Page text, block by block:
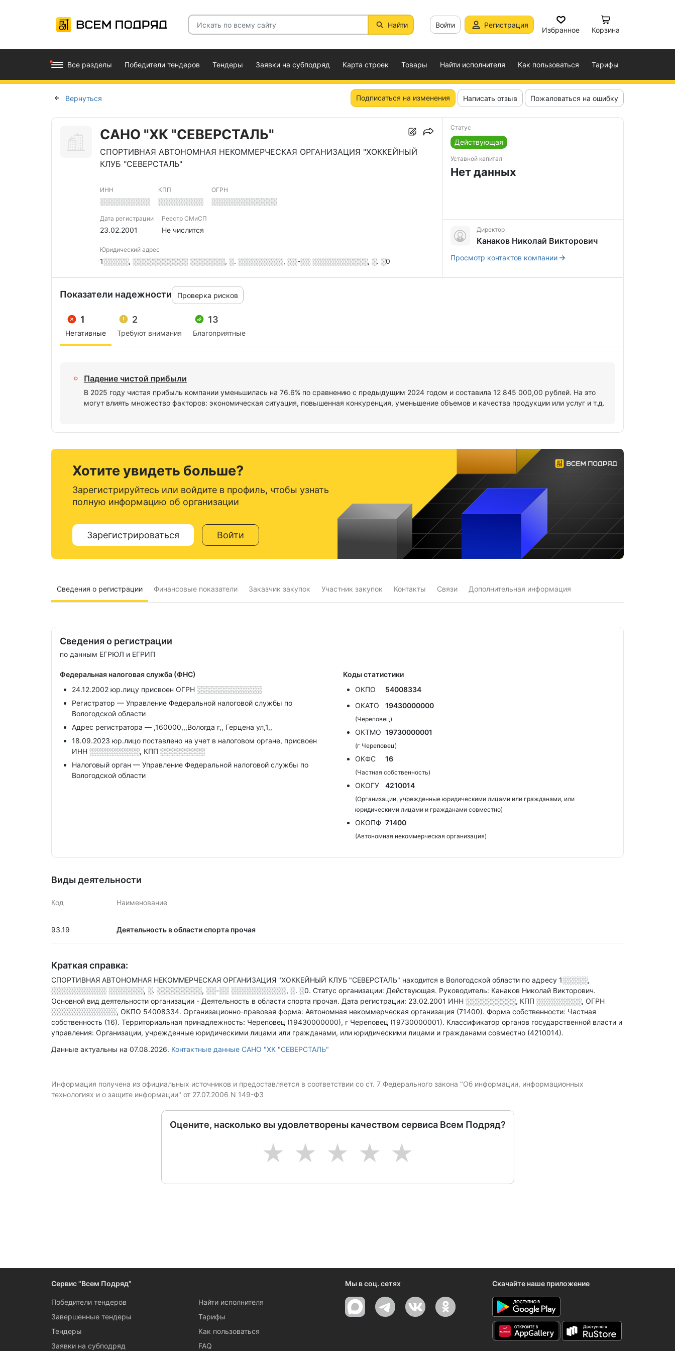
Найти Войти Регистрация
Избранное Корзина
Все разделы Победители тендеров Тендеры Заявки на субподряд Карта строек Товары Найти исполнителя Как пользоваться Тарифы
Вернуться Подписаться на изменения Написать отзыв Пожаловаться на ошибку
САНО "ХК "СЕВЕРСТАЛЬ"
СПОРТИВНАЯ АВТОНОМНАЯ НЕКОММЕРЧЕСКАЯ ОРГАНИЗАЦИЯ "ХОККЕЙНЫЙ
КЛУБ "СЕВЕРСТАЛЬ"
ИНН
░░░░░░░░░░
КПП
░░░░░░░░░
ОГРН
░░░░░░░░░░░░░
Дата регистрации
23.02.2001
Реестр СМиСП
Не числится
Юридический адрес
1░░░░░, ░░░░░░░░░░░ ░░░░░░░, ░. ░░░░░░░░░, ░░-░░ ░░░░░░░░░░░, ░. ░0
Статус
Действующая
Уставной капитал
Нет данных
Директор
Канаков Николай Викторович
Просмотр контактов компании
Показатели надежности Проверка рисков
1
Негативные
2
Требуют внимания
13
Благоприятные
Падение чистой прибыли
В 2025 году чистая прибыль компании уменьшилась на 76.6% по сравнению с предыдущим 2024 годом и составила 12 845 000,00 рублей. На это
могут влиять множество факторов: экономическая ситуация, повышенная конкуренция, уменьшение объемов и качества продукции или услуг и т.д.
Хотите увидеть больше?
Зарегистрируйтесь или войдите в профиль, чтобы узнать
полную информацию об организации
Зарегистрироваться Войти
Сведения о регистрации Финансовые показатели Заказчик закупок Участник закупок Контакты Связи Дополнительная информация
Сведения о регистрации
по данным ЕГРЮЛ и ЕГРИП
Федеральная налоговая служба (ФНС)
24.12.2002 юр.лицу присвоен ОГРН ░░░░░░░░░░░░░
Регистратор — Управление Федеральной налоговой службы по
Вологодской области
Адрес регистратора — ,160000,,,Вологда г,, Герцена ул,1,,
18.09.2023 юр.лицо поставлено на учет в налоговом органе, присвоен
ИНН ░░░░░░░░░░, КПП ░░░░░░░░░
Налоговый орган — Управление Федеральной налоговой службы по
Вологодской области
Коды статистики
ОКПО
54008334
ОКАТО
19430000000
(Череповец)
ОКТМО 19730000001
(г Череповец)
ОКФС 16
(Частная собственность)
ОКОГУ 4210014
(Организации, учрежденные юридическими лицами или гражданами, или
юридическими лицами и гражданами совместно)
ОКОПФ 71400
(Автономная некоммерческая организация)
Виды деятельности
Код Наименование
93.19 Деятельность в области спорта прочая
Краткая справка:
СПОРТИВНАЯ АВТОНОМНАЯ НЕКОММЕРЧЕСКАЯ ОРГАНИЗАЦИЯ "ХОККЕЙНЫЙ КЛУБ "СЕВЕРСТАЛЬ" находится в Вологодской области по адресу 1░░░░░,
░░░░░░░░░░░ ░░░░░░░, ░. ░░░░░░░░░, ░░-░░ ░░░░░░░░░░░, ░. ░0. Статус организации: Действующая. Руководитель: Канаков Николай Викторович.
Основной вид деятельности организации - Деятельность в области спорта прочая. Дата регистрации: 23.02.2001 ИНН ░░░░░░░░░░, КПП ░░░░░░░░░, ОГРН
░░░░░░░░░░░░░, ОКПО 54008334. Организационно-правовая форма: Автономная некоммерческая организация (71400). Форма собственности: Частная
собственность (16). Территориальная принадлежность: Череповец (19430000000), г Череповец (19730000001). Классификатор органов государственной власти и
управления: Организации, учрежденные юридическими лицами или гражданами, или юридическими лицами и гражданами совместно (4210014).
Данные актуальны на 07.08.2026. Контактные данные САНО "ХК "СЕВЕРСТАЛЬ"
Информация получена из официальных источников и предоставляется в соответствии со ст. 7 Федерального закона "Об информации, информационных
технологиях и о защите информации" от 27.07.2006 N 149-ФЗ
Оцените, насколько вы удовлетворены качеством сервиса Всем Подряд?
5
4
3
2
1
Сервис "Всем Подряд"
Победители тендеров
Завершенные тендеры
Тендеры
Заявки на субподряд
Найти исполнителя
Тарифы
Как пользоваться
FAQ
Мы в соц. сетях Скачайте наше приложение